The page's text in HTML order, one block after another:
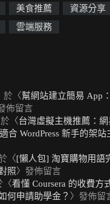
美食推薦
資源分享
雲端服務
於〈幫網站建立簡易 App
佈留言
於〈台灣虛擬主機推薦：網
合 WordPress 新手的架站
〈[懶人包] 淘寶購物用語
照〉發佈留言
〈看懂 Coursera 的收費方
何申請助學金？ 〉發佈留